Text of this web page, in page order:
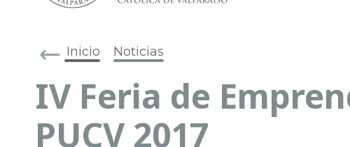
Inicio Noticias
IV Feria de
PUCV 2017